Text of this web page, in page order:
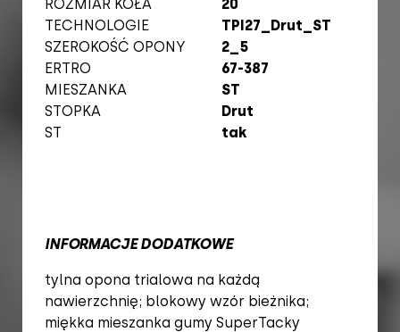
ROZMIAR KOŁA
20
TECHNOLOGIE
TPI27_Drut_ST
SZEROKOŚĆ OPONY
2_5
ERTRO
67-387
MIESZANKA
ST
STOPKA
Drut
ST
tak
INFORMACJE DODATKOWE
tylna opona trialowa na każdą
nawierzchnię; blokowy wzór bieżnika;
miękka mieszanka gumy SuperTacky